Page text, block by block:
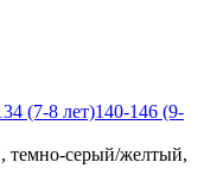
(7-8 лет)140-146 (9-
темно-серый/желтый,